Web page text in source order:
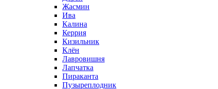
Жасмин
Ива
Калина
Керрия
Кизильник
Клён
Лавровишня
Лапчатка
Пираканта
Пузыреплодник